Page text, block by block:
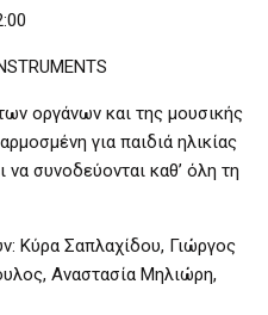
οργάνων και της μουσικής
για παιδιά ηλικίας
συνοδεύονται καθ’ όλη τη
Κύρα Σαπλαχίδου, Γιώργος
Αναστασία Μηλιώρη,